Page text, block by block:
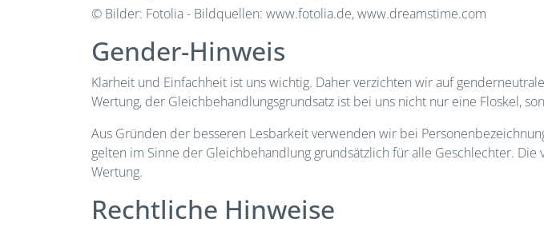
© Bilder: Fotolia - Bildquellen: www.fotolia.de, www.dreamstime.com
Gender-Hinweis
Klarheit und Einfachheit ist uns wichtig. Daher verzichten wir auf
Wertung, der Gleichbehandlungsgrundsatz ist bei uns nicht nur eine Floskel,
Aus Gründen der besseren Lesbarkeit verwenden wir bei
gelten im Sinne der Gleichbehandlung grundsätzlich für alle Geschlechter.
Wertung.
Rechtliche Hinweise